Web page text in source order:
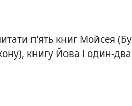
п’ять книг Мойсея
книгу Йова і один-